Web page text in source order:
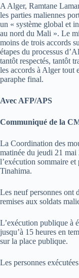
A Alger, Ramtane
les parties maliennes
un « système global et
au nord du Mali ». Le
moins de trois accords
étapes du processus
tantôt respectés, tantôt
les accords à Alger tout
paraphe final.
Avec AFP/APS
Communiqué de la
La Coordination des
matinée du jeudi 21 mai
l’exécution sommaire
Tinahima.
Les neuf personnes ont
remises aux soldats
L’exécution publique à
jusqu’à 15 heures en
sur la place publique.
Les personnes